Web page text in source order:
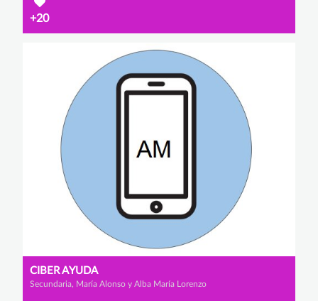
+20
CIBER AYUDA
Secundaria, María Alonso y Alba María Lorenzo